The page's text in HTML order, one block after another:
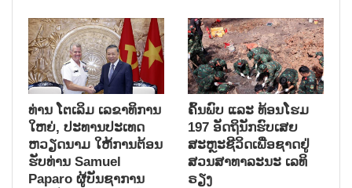
ທ່ານ ໂຕ​ເລິມ ເລ​ຂາ​ທິ​ການ​
ໃຫຍ່, ປະ​ທານ​ປະ​ເທດ ​
ຫວຽດ​ນາມ ໃຫ້​ການ​ຕ້ອນ​
ຮັບ​ທ່ານ Samuel
Paparo ຜູ້​ບັນ​ຊາ​ການ
ຄົ້ນ​ພົບ ແລະ ທ້ອນ​ໂຮມ
197 ອັດ​ຖິ​ນັກ​ຮົບ​ເສຍ​
ສະຫຼະ​ຊີ​ວິດ​ເພື່ອ​ຊາດ​ຢູ່​
ສວນ​ສາ​ທາ​ລະ​ນະ ເລ​ທິ​
ຣຽງ